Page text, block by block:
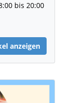
bis 20:00
anzeigen